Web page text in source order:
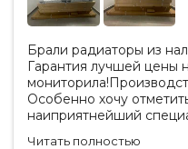
Брали радиаторы из
Гарантия лучшей цены
Особенно хочу
наиприятнейший
Читать полностью